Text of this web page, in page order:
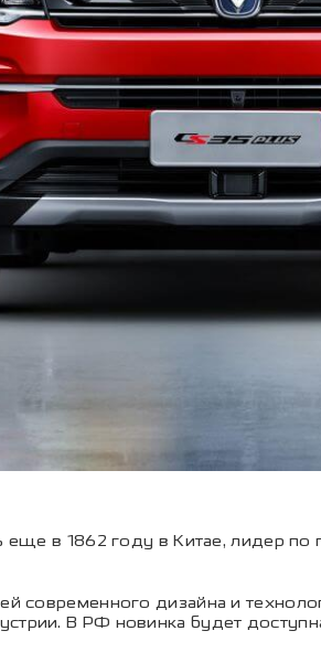
еще в 1862 году в Китае, лидер
современного дизайна и
В РФ новинка будет